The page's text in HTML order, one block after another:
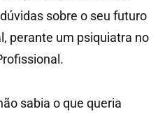
sobre o seu futuro
perante um psiquiatra no
sabia o que queria